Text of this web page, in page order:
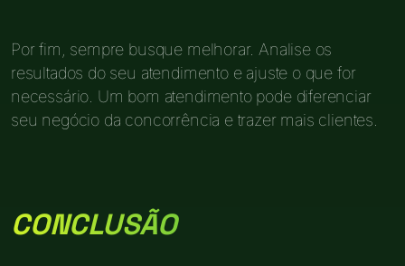
Por fim, sempre busque melhorar. Analise os
resultados do seu atendimento e ajuste o que for
necessário. Um bom atendimento pode diferenciar
seu negócio da concorrência e trazer mais clientes.
CONCLUSÃO